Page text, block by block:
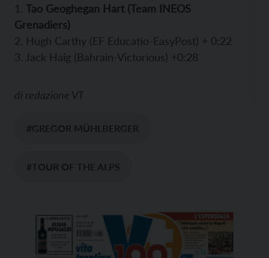
1. Tao Geoghegan Hart (Team INEOS
Grenadiers)
2. Hugh Carthy (EF Educatio-EasyPost) + 0:22
3. Jack Haig (Bahrain-Victorious) +0:28
di redazione VT
#GREGOR MÜHLBERGER
#TOUR OF THE ALPS